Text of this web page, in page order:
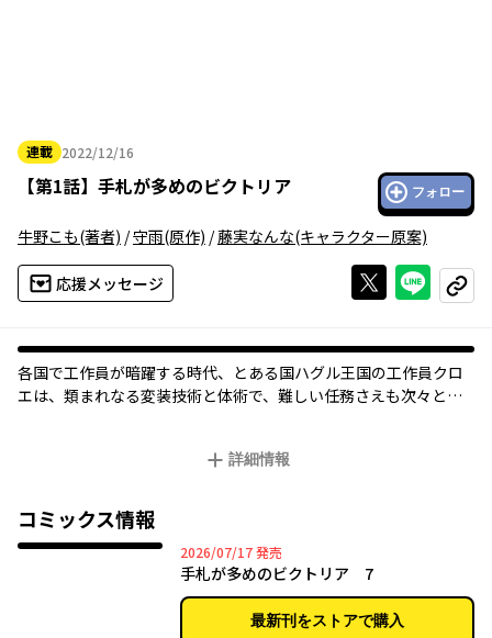
連載 2022/12/16
2022年12月16日
【第1話】 手札が多めのビクトリア フォロー
牛野こも(著者) /守雨(原作) /藤実なんな(キャラクター原案)
応援メッセージ Xで投稿する
ライン
コピー
各国で工作員が暗躍する時代、とある国――ハグル王国の工作員クロ
エは、類まれなる変装技術と体術で、難しい任務さえも次々と完
国の一般市民ビクトリアとして、夢に見ていた「普通（しあわ
そんなビクトリアはセカンドライフ初日にとある少女を保護した
ことで、想定外だが幸せなスタートを切り、多くの人々と関わっ
一方でビクトリアの強さに興味を持つ第二王子や組織の追っ手
など、手札が多い彼女に対して迫る影も多く――!?
アクションと心あたたまるビクトリアの人生修復物語、ここに開
詳細情報
コミックス情報
2026/07/172026年07月17日
発売
手札が多めのビクトリア 7
最新刊をストアで購入